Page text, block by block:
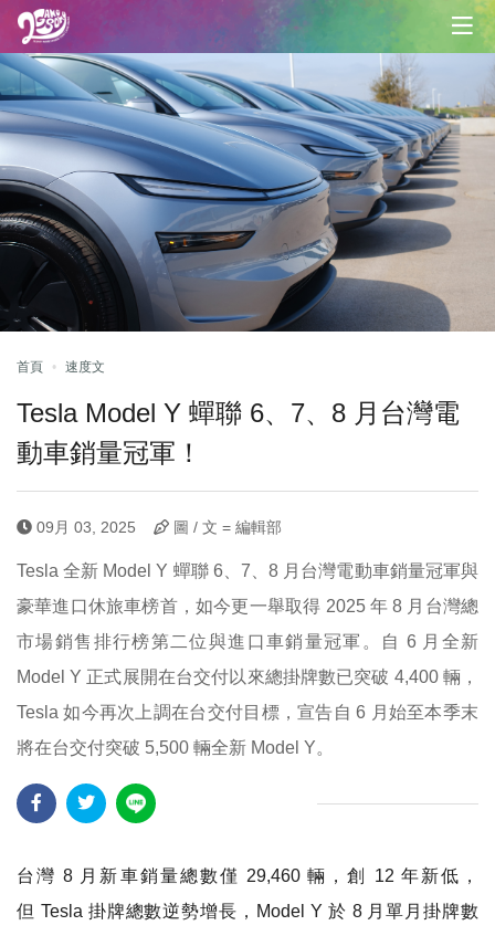
首頁 速度文
Tesla Model Y 蟬聯 6、7、8 月台灣電
動車銷量冠軍！
09月 03, 2025 圖 / 文 = 編輯部
Tesla 全新 Model Y 蟬聯 6、7、8 月台灣電動車銷量冠軍與
豪華進口休旅車榜首，如今更一舉取得 2025 年 8 月台灣總
市場銷售排行榜第二位與進口車銷量冠軍。自 6 月全新
Model Y 正式展開在台交付以來總掛牌數已突破 4,400 輛，
Tesla 如今再次上調在台交付目標，宣告自 6 月始至本季末
將在台交付突破 5,500 輛全新 Model Y。
台灣 8 月新車銷量總數僅 29,460 輛，創 12 年新低，
但 Tesla 掛牌總數逆勢增長，Model Y 於 8 月單月掛牌數